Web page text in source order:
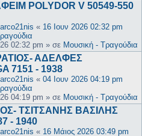
POLYDOR V 50549-550
« 16 Ιουν 2026 02:32 pm
02:32 pm » σε Μουσική - Τραγούδια
ΑΔΕΛΦΕΣ
7151 - 1938
« 04 Ιουν 2026 04:19 pm
04:19 pm » σε Μουσική - Τραγούδια
ΤΣΙΤΣΑΝΗΣ ΒΑΣΙΛΗΣ
- 1940
« 16 Μάιος 2026 03:49 pm